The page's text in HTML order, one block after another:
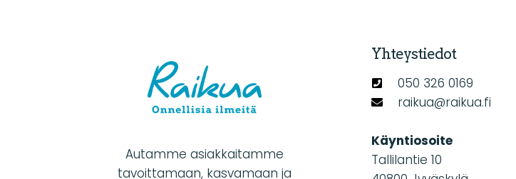
Autamme asiakkaitamme
tavoittamaan, kasvamaan ja
Yhteystiedot
050 326 0169
raikua@raikua.fi
Käyntiosoite
Tallilantie 10